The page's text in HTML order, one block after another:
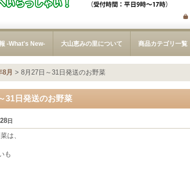
-What's New- 大山恵みの里について 商品カテゴリ一覧
月 > 8月27日～31日発送のお野菜
31日発送のお野菜
28日
は、
も